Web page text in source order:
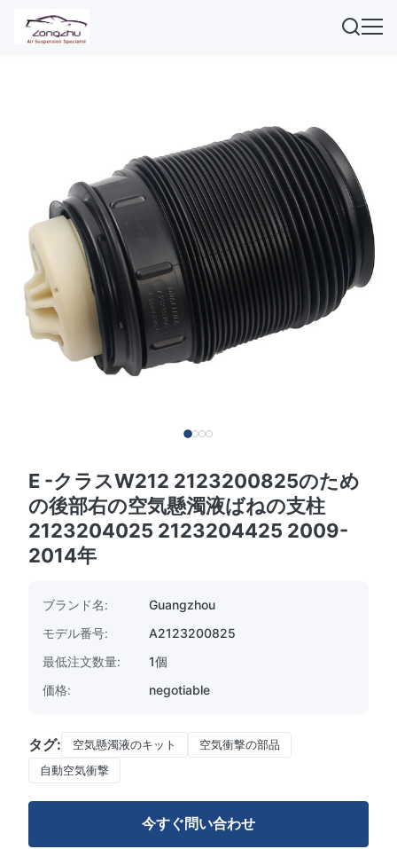
E -クラスW212 2123200825のため
の後部右の空気懸濁液ばねの支柱
2123204025 2123204425 2009-
2014年
ブランド名:
Guangzhou
モデル番号:
A2123200825
最低注文数量:
1個
価格:
negotiable
タグ: 空気懸濁液のキット
空気衝撃の部品
自動空気衝撃
今すぐ問い合わせ